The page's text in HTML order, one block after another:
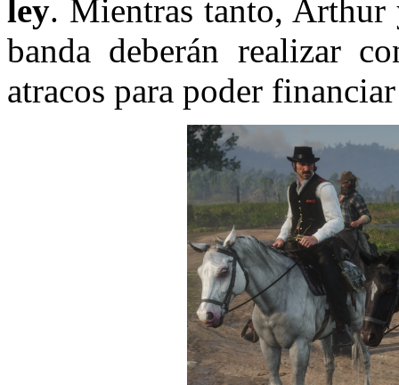
ley. Mientras tanto, Arthur
banda deberán realizar
atracos para poder